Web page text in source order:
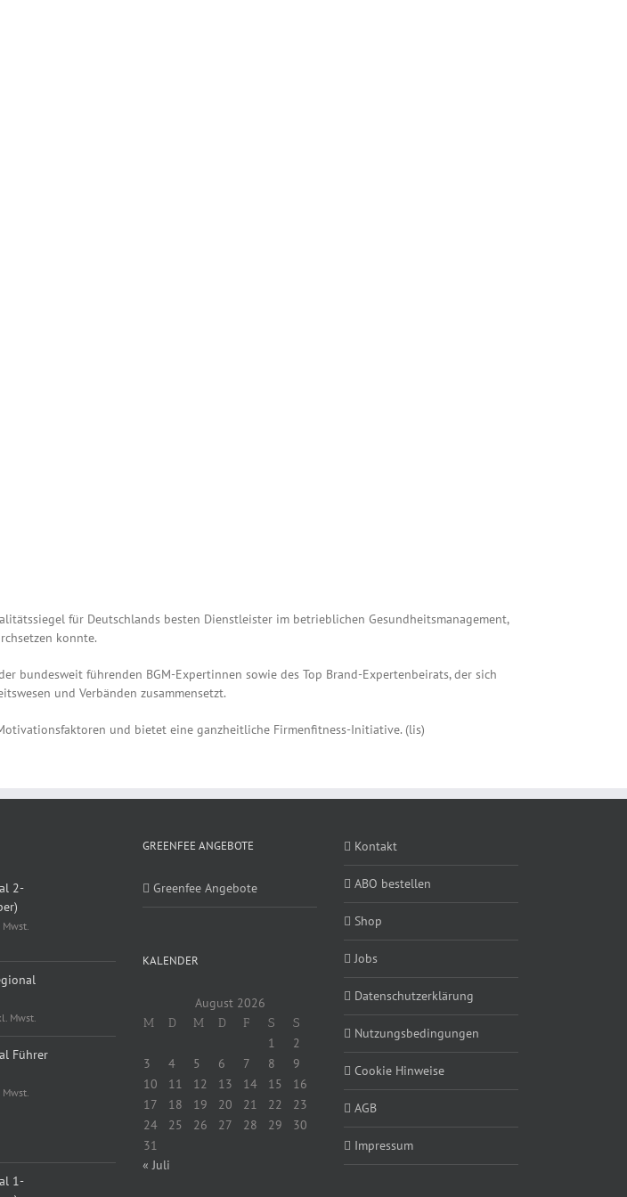
für Deutschlands besten Dienstleister im betrieblichen Gesundheitsmanagement,
konnte.
bundesweit führenden BGM-Expertinnen sowie des Top Brand-Expertenbeirats, der sich
und Verbänden zusammensetzt.
und bietet eine ganzheitliche Firmenfitness-Initiative. (lis)
2-
Mwst.
Führer
1-
GREENFEE ANGEBOTE
Greenfee Angebote
KALENDER
August 2026
M D M D F S S
1
2
3
4 5 6 7 8
9
10
11 12 13 14 15
16
17
18 19 20 21 22
23
24
25 26 27 28 29
30
31
« Juli
Kontakt
ABO bestellen
Shop
Jobs
Datenschutzerklärung
Nutzungsbedingungen
Cookie Hinweise
AGB
Impressum